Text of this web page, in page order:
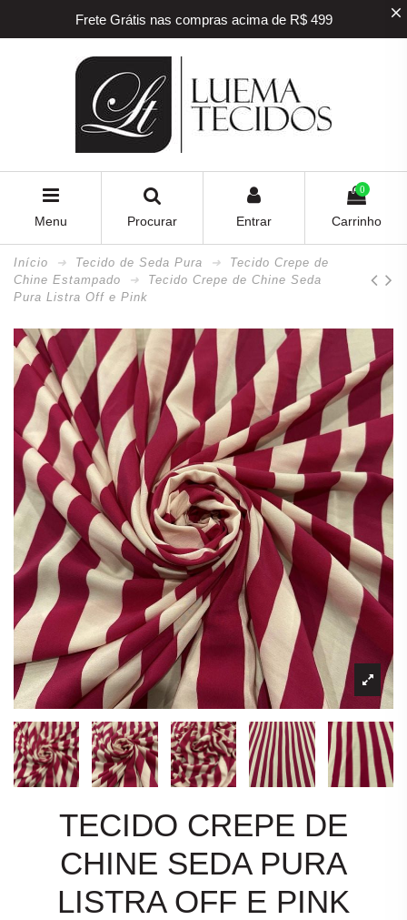
Frete Grátis nas compras acima de R$ 499
5% de desconto para pagamento via PIX e BOLETO
Frete Grátis nas compras acima de R$ 499
Menu Procurar Entrar
0
Carrinho
Início Tecido de Seda Pura
Tecido Crepe de
Chine Estampado
Tecido Crepe de Chine Seda
Pura Listra Off e Pink
TECIDO CREPE DE
CHINE SEDA PURA
LISTRA OFF E PINK